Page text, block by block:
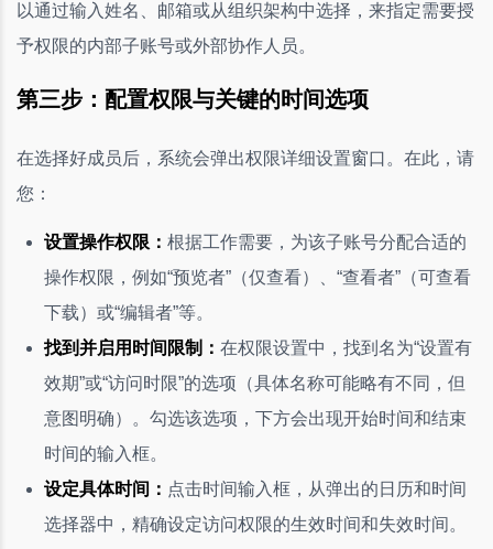
以通过输入姓名、邮箱或从组织架构中选择，来指定需要授
予权限的内部子账号或外部协作人员。
第三步：配置权限与关键的时间选项
在选择好成员后，系统会弹出权限详细设置窗口。在此，请
您：
设置操作权限： 根据工作需要，为该子账号分配合适的
操作权限，例如“预览者”（仅查看）、“查看者”（可查看
下载）或“编辑者”等。
找到并启用时间限制： 在权限设置中，找到名为“设置有
效期”或“访问时限”的选项（具体名称可能略有不同，但
意图明确）。勾选该选项，下方会出现开始时间和结束
时间的输入框。
设定具体时间： 点击时间输入框，从弹出的日历和时间
选择器中，精确设定访问权限的生效时间和失效时间。